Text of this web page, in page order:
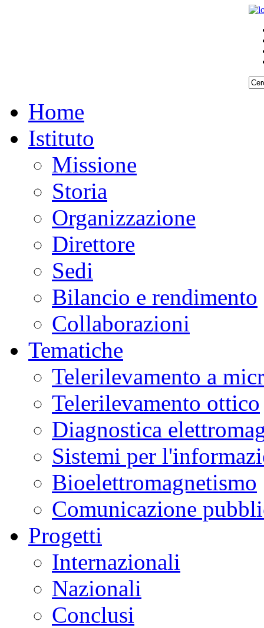
Home
Istituto
Missione
Storia
Organizzazione
Direttore
Sedi
Bilancio e rendimento
Collaborazioni
Tematiche
Telerilevamento a
Telerilevamento ottico
Diagnostica
Sistemi per
Bioelettromagnetismo
Comunicazione
Progetti
Internazionali
Nazionali
Conclusi